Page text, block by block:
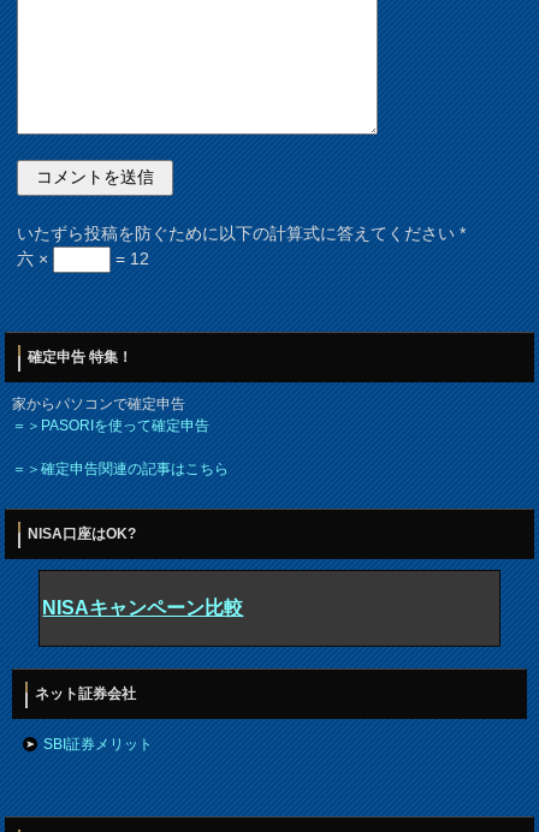
いたずら投稿を防ぐために以下の計算式に答えてください*
六 ×
= 12
確定申告 特集！
家からパソコンで確定申告
＝＞PASORIを使って確定申告
＝＞確定申告関連の記事はこちら
NISA口座はOK?
NISAキャンペーン比較
ネット証券会社
SBI証券メリット